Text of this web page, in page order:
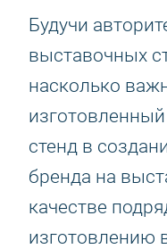
Будучи
выставочных
насколько
стенд в
бренда на
качестве
изготовлению